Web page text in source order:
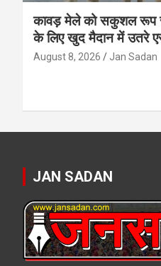
कावड़ मेले को सकुशल रूप
के लिए खुद मैदान में उतरे
August 8, 2026 Jan Sadan
JAN SADAN